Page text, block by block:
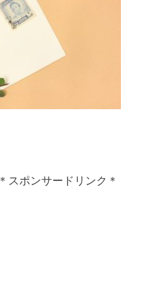
＊スポンサードリンク＊